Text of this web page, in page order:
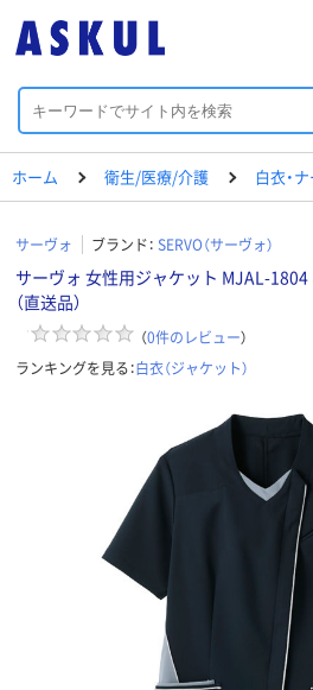
ホーム 衛生/医療/介護 白衣・
サーヴォ ブランド： SERVO（サーヴォ）
サーヴォ 女性用ジャケット MJAL-
（直送品）
（0件のレビュー）
ランキングを見る：白衣（ジャケット）